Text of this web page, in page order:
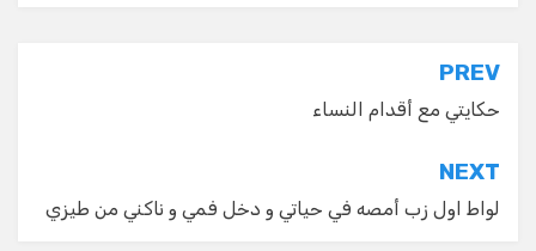
تصفّح
المقالات
PREV
حكايتي مع أقدام النساء
NEXT
لواط اول زب أمصه في حياتي و دخل فمي و ناكني من طيزي